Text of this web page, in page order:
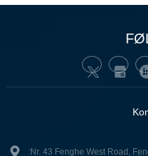
:Nr. 43 Fenghe West Road,